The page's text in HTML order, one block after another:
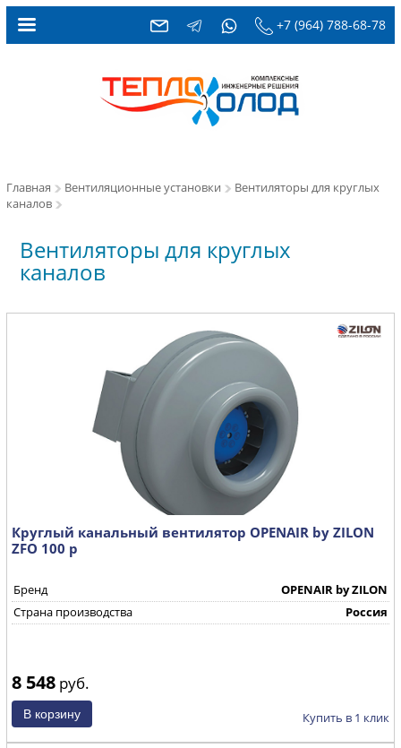
+7 (964) 788-68-78
Главная Вентиляционные установки
Вентиляторы для круглых
каналов
Вентиляторы для круглых
каналов
Круглый канальный вентилятор OPENAIR by ZILON
ZFO 100 р
Бренд
OPENAIR by ZILON
Страна производства
Россия
8 548 руб.
Купить в 1 клик